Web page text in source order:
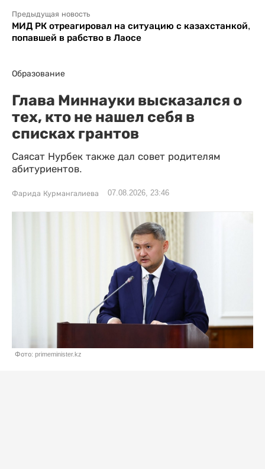
Предыдущая новость
МИД РК отреагировал на ситуацию с казахстанкой,
попавшей в рабство в Лаосе
Образование
Глава Миннауки высказался о
тех, кто не нашел себя в
списках грантов
Саясат Нурбек также дал совет родителям
абитуриентов.
Фарида Курмангалиева 07.08.2026, 23:46
Фото: primeminister.kz